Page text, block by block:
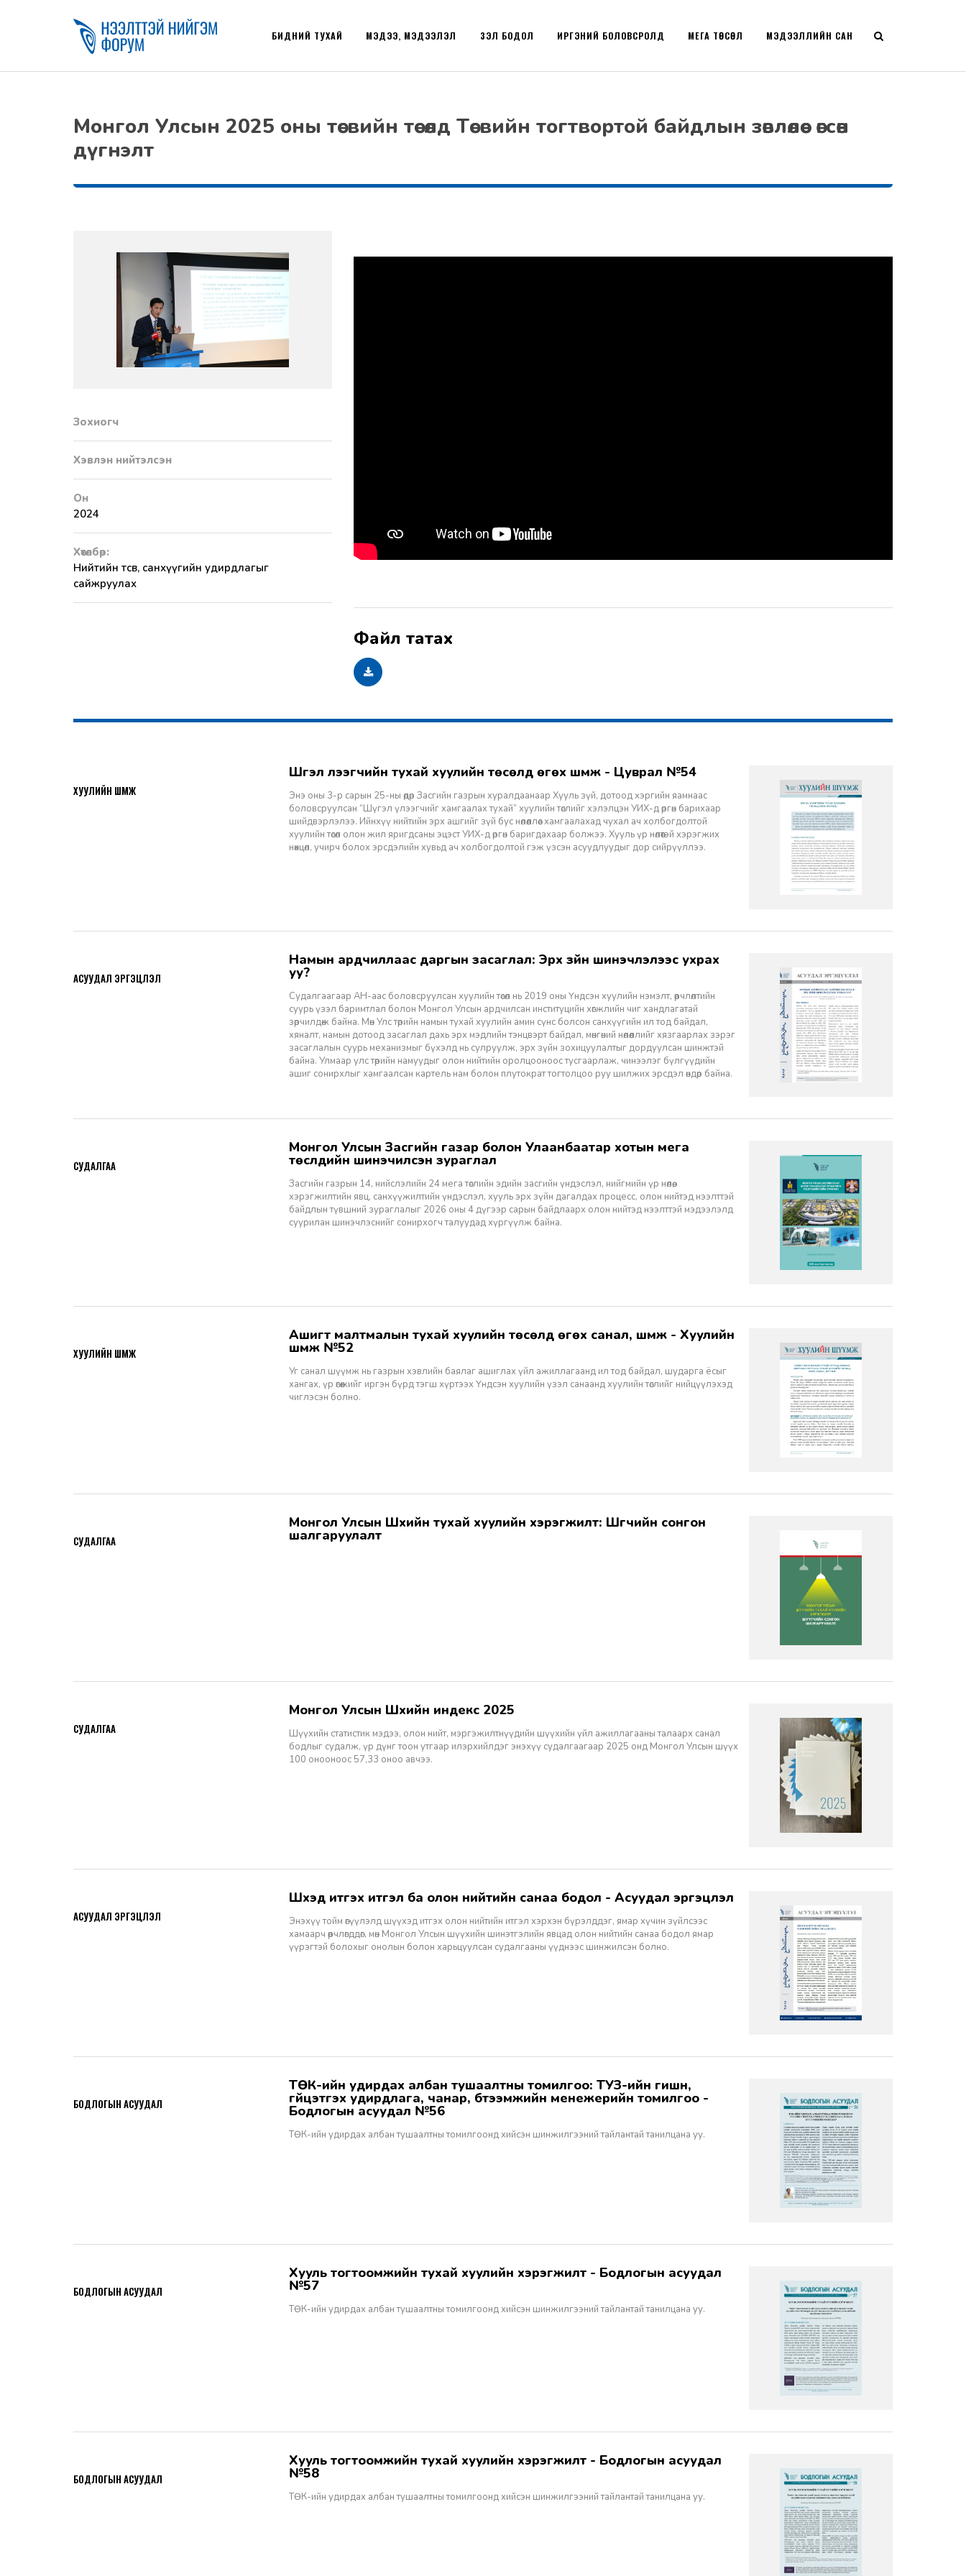
БИДНИЙ ТУХАЙ МЭДЭЭ, МЭДЭЭЛЭЛ ҮЗЭЛ БОДОЛ ИРГЭНИЙ БОЛОВСРОЛД МЭДЭЭЛЛИЙН САН
МЕГА ТӨСӨЛ
Монгол Улсын 2025 оны төсвийн төсөлд Төсвийн тогтвортой байдлын зөвлөлөөс өгсөн
дүгнэлт
Зохиогч
Хэвлэн нийтэлсэн
Он
2024
Хөтөлбөр:
Нийтийн төсөв, санхүүгийн удирдлагыг
сайжруулах
Шүгэл үлээгчийн тухай хуулийн төсөлд өгөх шүүмж - Цуврал №54
Энэ оны 3-р сарын 25-ны өдөр Засгийн газрын хуралдаанаар Хууль зүй, дотоод хэргийн яамнаас
боловсруулсан “Шүгэл үлээгчийг хамгаалах тухай” хуулийн төслийг хэлэлцэн УИХ-д өргөн барихаар
шийдвэрлэлээ. Ийнхүү нийтийн эрх ашгийг зүй бус нөлөөллөөс хамгаалахад чухал ач холбогдолтой
хуулийн төсөл олон жил яригдсаны эцэст УИХ-д өргөн баригдахаар болжээ. Хууль үр нөлөөтэй хэрэгжих
нөхцөл, учирч болох эрсдэлийн хувьд ач холбогдолтой гэж үзсэн асуудлуудыг дор сийрүүллээ.
ХУУЛИЙН ШҮҮМЖ
Намын ардчиллаас даргын засаглал: Эрх зүйн шинэчлэлээс ухрах
уу?
Судалгаагаар АН-аас боловсруулсан хуулийн төсөл нь 2019 оны Үндсэн хуулийн нэмэлт, өөрчлөлтийн
суурь үзэл баримтлал болон Монгол Улсын ардчилсан институцийн хөгжлийн чиг хандлагатай
зөрчилдөж байна. Мөн Улс төрийн намын тухай хуулийн амин сүнс болсон санхүүгийн ил тод байдал,
хяналт, намын дотоод засаглал дахь эрх мэдлийн тэнцвэрт байдал, мөнгөний нөлөөллийг хязгаарлах зэрэг
засаглалын суурь механизмыг бүхэлд нь сулруулж, эрх зүйн зохицуулалтыг дордуулсан шинжтэй
байна. Улмаар улс төрийн намуудыг олон нийтийн оролцооноос тусгаарлаж, чинээлэг бүлгүүдийн
ашиг сонирхлыг хамгаалсан картель нам болон плутократ тогтолцоо руу шилжих эрсдэл өндөр байна.
АСУУДАЛ ЭРГЭЦҮҮЛЭЛ
Монгол Улсын Засгийн газар болон Улаанбаатар хотын мега
төслүүдийн шинэчилсэн зураглал
Засгийн газрын 14, нийслэлийн 24 мега төслийн эдийн засгийн үндэслэл, нийгмийн үр нөлөө,
хэрэгжилтийн явц, санхүүжилтийн үндэслэл, хууль эрх зүйн дагалдах процесс, олон нийтэд нээлттэй
байдлын түвшний зураглалыг 2026 оны 4 дүгээр сарын байдлаарх олон нийтэд нээлттэй мэдээлэлд
суурилан шинэчлэснийг сонирхогч талуудад хүргүүлж байна.
СУДАЛГАА
Ашигт малтмалын тухай хуулийн төсөлд өгөх санал, шүүмж - Хуулийн
шүүмж №52
Уг санал шүүмж нь газрын хэвлийн баялаг ашиглах үйл ажиллагаанд ил тод байдал, шударга ёсыг
хангах, үр өгөөжийг иргэн бүрд тэгш хүртээх Үндсэн хуулийн үзэл санаанд хуулийн төслийг нийцүүлэхэд
чиглэсэн болно.
ХУУЛИЙН ШҮҮМЖ
Монгол Улсын Шүүхийн тухай хуулийн хэрэгжилт: Шүүгчийн сонгон
шалгаруулалт
СУДАЛГАА
Монгол Улсын Шүүхийн индекс 2025
Шүүхийн статистик мэдээ, олон нийт, мэргэжилтнүүдийн шүүхийн үйл ажиллагааны талаарх санал
бодлыг судалж, үр дүнг тоон утгаар илэрхийлдэг энэхүү судалгаагаар 2025 онд Монгол Улсын шүүх
100 онооноос 57,33 оноо авчээ.
СУДАЛГАА
Шүүхэд итгэх итгэл ба олон нийтийн санаа бодол - Асуудал эргэцүүлэл
Энэхүү тойм өгүүлэлд шүүхэд итгэх олон нийтийн итгэл хэрхэн бүрэлддэг, ямар хүчин зүйлсээс
хамаарч өөрчлөгддөг, мөн Монгол Улсын шүүхийн шинэтгэлийн явцад олон нийтийн санаа бодол ямар
үүрэгтэй болохыг онолын болон харьцуулсан судалгааны үүднээс шинжилсэн болно.
АСУУДАЛ ЭРГЭЦҮҮЛЭЛ
ТӨК-ийн удирдах албан тушаалтны томилгоо: ТУЗ-ийн гишүүн,
гүйцэтгэх удирдлага, чанар, бүтээмжийн менежерийн томилгоо -
Бодлогын асуудал №56
ТӨК-ийн удирдах албан тушаалтны томилгоонд хийсэн шинжилгээний тайлантай танилцана уу.
БОДЛОГЫН АСУУДАЛ
Хууль тогтоомжийн тухай хуулийн хэрэгжилт - Бодлогын асуудал
№57
ТӨК-ийн удирдах албан тушаалтны томилгоонд хийсэн шинжилгээний тайлантай танилцана уу.
БОДЛОГЫН АСУУДАЛ
Хууль тогтоомжийн тухай хуулийн хэрэгжилт - Бодлогын асуудал
№58
ТӨК-ийн удирдах албан тушаалтны томилгоонд хийсэн шинжилгээний тайлантай танилцана уу.
БОДЛОГЫН АСУУДАЛ